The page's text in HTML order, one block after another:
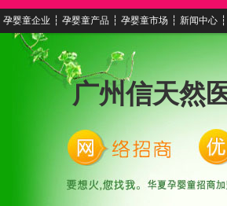
孕婴童企业 ┆ 孕婴童产品 ┆ 孕婴童市场 ┆ 新闻中心 ┆
广州信天然